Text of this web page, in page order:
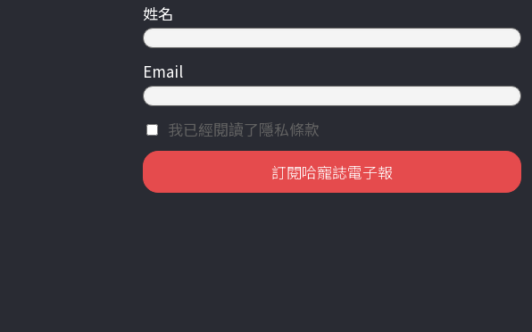
姓名
Email
我已經閱讀了隱私條款